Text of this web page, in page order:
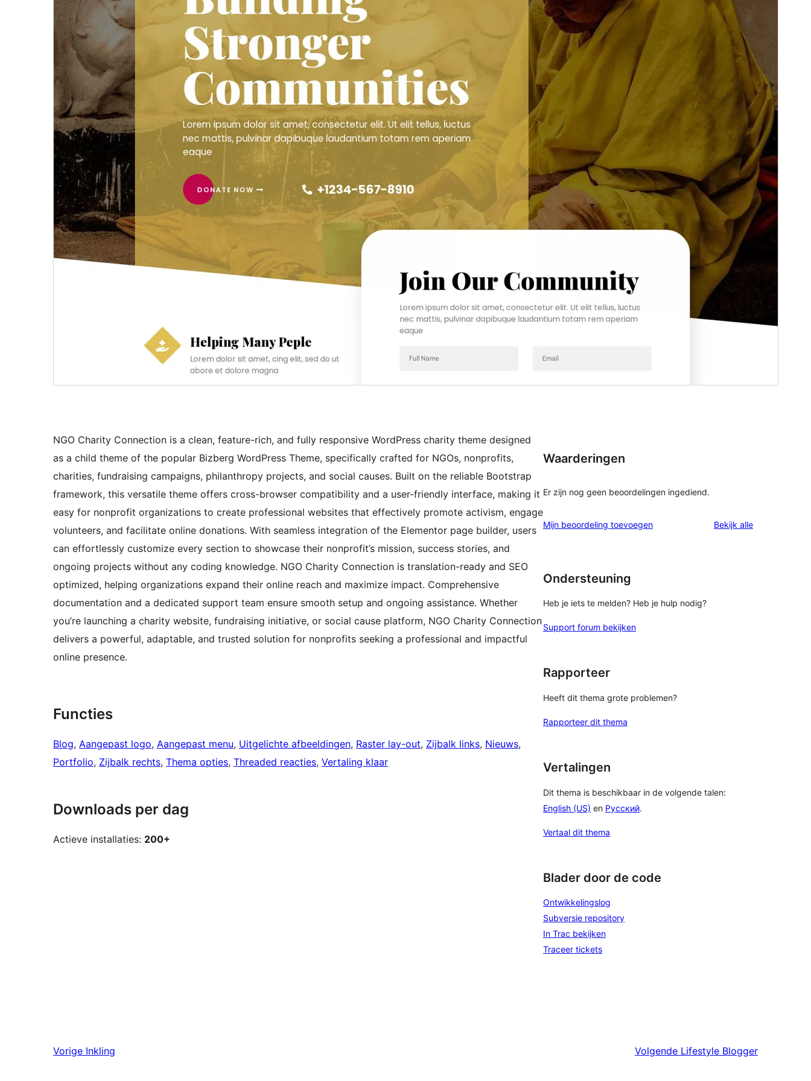
NGO Charity Connection is a clean, feature-rich, and fully responsive WordPress charity theme designed
as a child theme of the popular Bizberg WordPress Theme, specifically crafted for NGOs, nonprofits,
charities, fundraising campaigns, philanthropy projects, and social causes. Built on the reliable Bootstrap
framework, this versatile theme offers cross-browser compatibility and a user-friendly interface, making it
easy for nonprofit organizations to create professional websites that effectively promote activism, engage
volunteers, and facilitate online donations. With seamless integration of the Elementor page builder, users
can effortlessly customize every section to showcase their nonprofit’s mission, success stories, and
ongoing projects without any coding knowledge. NGO Charity Connection is translation-ready and SEO
optimized, helping organizations expand their online reach and maximize impact. Comprehensive
documentation and a dedicated support team ensure smooth setup and ongoing assistance. Whether
you’re launching a charity website, fundraising initiative, or social cause platform, NGO Charity Connection
delivers a powerful, adaptable, and trusted solution for nonprofits seeking a professional and impactful
online presence.
Functies
Blog, Aangepast logo, Aangepast menu, Uitgelichte afbeeldingen, Raster lay-out, Zijbalk links, Nieuws
Portfolio, Zijbalk rechts, Thema opties, Threaded reacties, Vertaling klaar
Downloads per dag
Actieve installaties: 200+
Waarderingen
Er zijn nog geen beoordelingen ingediend.
Mijn beoordeling toevoegen Bekijk allebeoordelingen
Ondersteuning
Heb je iets te melden? Heb je hulp nodig?
Support forum bekijken
Rapporteer
Heeft dit thema grote problemen?
Rapporteer dit thema
Vertalingen
Dit thema is beschikbaar in de volgende talen:
English (US) en Русский.
Vertaal dit thema
Blader door de code
Ontwikkelingslog
Subversie repository
In Trac bekijken
Traceer tickets
Vorige Inkling Volgende Lifestyle Blogger